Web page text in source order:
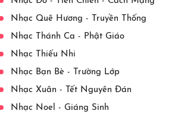
Nhạc Quê Hương - Truyền Thống
Nhạc Thánh Ca - Phật Giáo
Nhạc Thiếu Nhi
Nhạc Bạn Bè - Trường Lớp
Nhạc Xuân - Tết Nguyên Đán
Nhạc Noel - Giáng Sinh